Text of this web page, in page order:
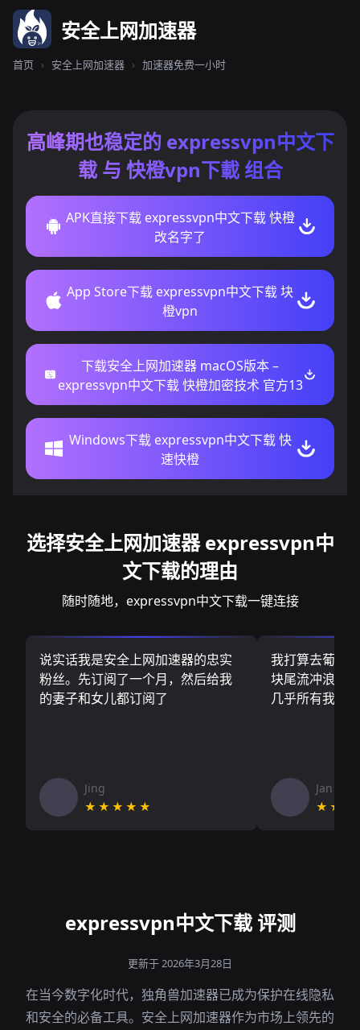
安全上网加速器
首页 › 安全上网加速器 › 加速器免费一小时
高峰期也稳定的 expressvpn中文下
载 与 快橙vpn下載 组合
APK直接下载 expressvpn中文下载 快橙
改名字了
App Store下载 expressvpn中文下载 块
橙vpn
下载安全上网加速器 macOS版本 –
expressvpn中文下载 快橙加密技术 官方13
Windows下载 expressvpn中文下载 快
速快橙
选择安全上网加速器 expressvpn中
文下载的理由
随时随地，expressvpn中文下载一键连接
说实话我是安全上网加速器的忠实
粉丝。先订阅了一个月，然后给我
的妻子和女儿都订阅了
Jing
★★★★★
我打算去葡萄
块尾流冲浪板
几乎所有我需
Jan V
expressvpn中文下载 评测
更新于 2026年3月28日
在当今数字化时代，独角兽加速器已成为保护在线隐私
和安全的必备工具。安全上网加速器作为市场上领先的